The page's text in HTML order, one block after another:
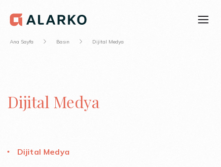
Ana Sayfa Basın Dijital Medya
Dijital Medya
Dijital Medya